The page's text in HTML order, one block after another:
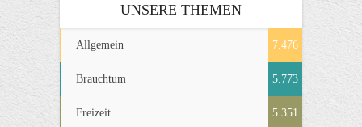
UNSERE THEMEN
Allgemein 7.476
Brauchtum 5.773
Freizeit 5.351